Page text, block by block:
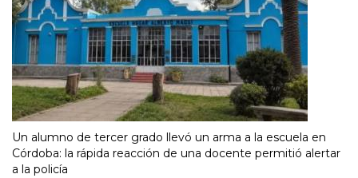
Un alumno de tercer grado llevó un arma a la escuela en
Córdoba: la rápida reacción de una docente permitió alertar
a la policía